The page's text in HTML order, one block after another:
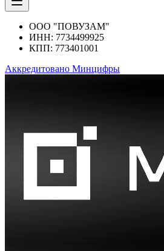
ООО "ПОВУЗАМ"
ИНН: 7734499925
КПП: 773401001
Аккредитовано Минцифры